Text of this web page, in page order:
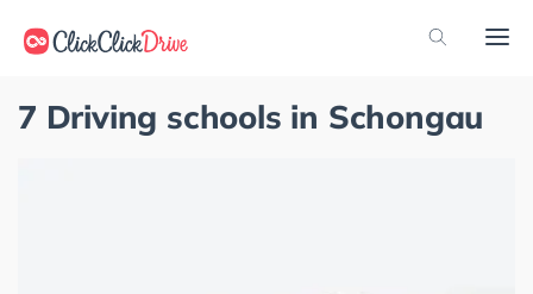
7 Driving schools in Schongau